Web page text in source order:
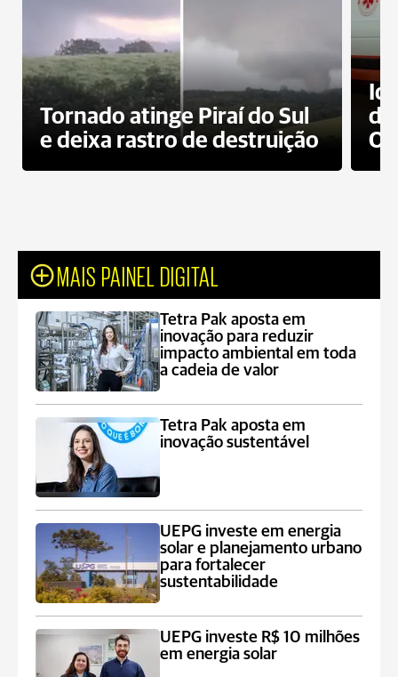
Tornado atinge Piraí do Sul
e deixa rastro de destruição
MAIS PAINEL DIGITAL
Tetra Pak aposta em
inovação para reduzir
impacto ambiental em toda
a cadeia de valor
Tetra Pak aposta em
inovação sustentável
UEPG investe em energia
solar e planejamento urbano
para fortalecer
sustentabilidade
UEPG investe R$ 10 milhões
em energia solar